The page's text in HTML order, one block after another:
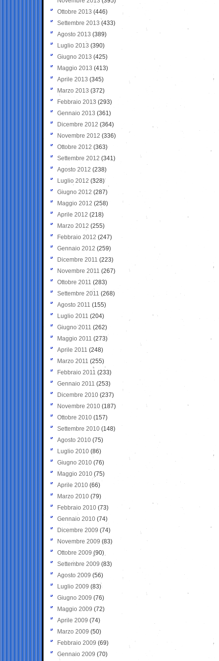
Ottobre 2013 (446)
Settembre 2013 (433)
Agosto 2013 (389)
Luglio 2013 (390)
Giugno 2013 (425)
Maggio 2013 (413)
Aprile 2013 (345)
Marzo 2013 (372)
Febbraio 2013 (293)
Gennaio 2013 (361)
Dicembre 2012 (364)
Novembre 2012 (336)
Ottobre 2012 (363)
Settembre 2012 (341)
Agosto 2012 (238)
Luglio 2012 (328)
Giugno 2012 (287)
Maggio 2012 (258)
Aprile 2012 (218)
Marzo 2012 (255)
Febbraio 2012 (247)
Gennaio 2012 (259)
Dicembre 2011 (223)
Novembre 2011 (267)
Ottobre 2011 (283)
Settembre 2011 (268)
Agosto 2011 (155)
Luglio 2011 (204)
Giugno 2011 (262)
Maggio 2011 (273)
Aprile 2011 (248)
Marzo 2011 (255)
Febbraio 2011 (233)
Gennaio 2011 (253)
Dicembre 2010 (237)
Novembre 2010 (187)
Ottobre 2010 (157)
Settembre 2010 (148)
Agosto 2010 (75)
Luglio 2010 (86)
Giugno 2010 (76)
Maggio 2010 (75)
Aprile 2010 (66)
Marzo 2010 (79)
Febbraio 2010 (73)
Gennaio 2010 (74)
Dicembre 2009 (74)
Novembre 2009 (83)
Ottobre 2009 (90)
Settembre 2009 (83)
Agosto 2009 (56)
Luglio 2009 (83)
Giugno 2009 (76)
Maggio 2009 (72)
Aprile 2009 (74)
Marzo 2009 (50)
Febbraio 2009 (69)
Gennaio 2009 (70)